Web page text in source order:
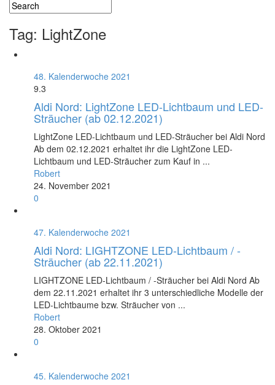
Tag: LightZone
48. Kalenderwoche 2021
9.3
Aldi Nord: LightZone LED-Lichtbaum und LED-
Sträucher (ab 02.12.2021)
LightZone LED-Lichtbaum und LED-Sträucher bei Aldi Nord
Ab dem 02.12.2021 erhaltet ihr die LightZone LED-
Lichtbaum und LED-Sträucher zum Kauf in ...
Robert
24. November 2021
0
47. Kalenderwoche 2021
Aldi Nord: LIGHTZONE LED-Lichtbaum / -
Sträucher (ab 22.11.2021)
LIGHTZONE LED-Lichtbaum / -Sträucher bei Aldi Nord Ab
dem 22.11.2021 erhaltet ihr 3 unterschiedliche Modelle der
LED-Lichtbaume bzw. Sträucher von ...
Robert
28. Oktober 2021
0
45. Kalenderwoche 2021